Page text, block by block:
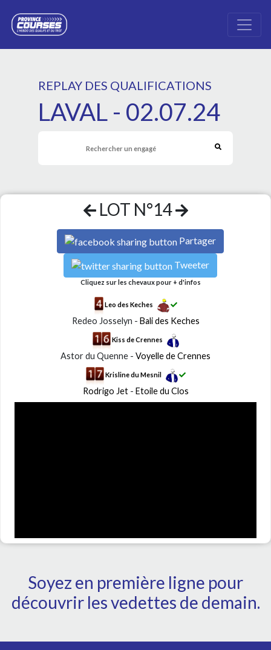
REPLAY DES QUALIFICATIONS
LAVAL - 02.07.24
LOT N°14
Partager
Tweeter
Cliquez sur les chevaux pour + d'infos
Leo des Keches
Redeo Josselyn - Bali des Keches
Kiss de Crennes
Astor du Quenne - Voyelle de Crennes
Krisline du Mesnil
Rodrigo Jet- Etoile du Clos
Soyez en première ligne pour
découvrir les vedettes de demain.